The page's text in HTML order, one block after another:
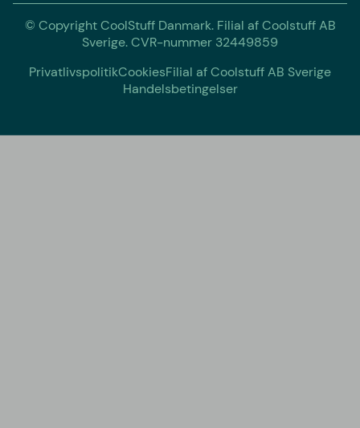
© Copyright CoolStuff Danmark. Filial af Coolstuff AB
Sverige. CVR-nummer 32449859
PrivatlivspolitikCookiesFilial af Coolstuff AB Sverige
Handelsbetingelser